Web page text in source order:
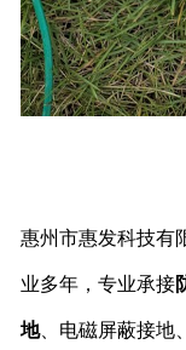
惠州市惠发科技有
业多年，专业承接
地、电磁屏蔽接地